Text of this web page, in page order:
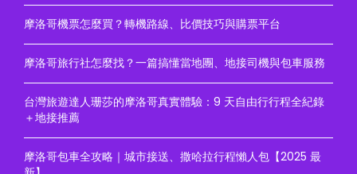
摩洛哥機票怎麼買？轉機路線、比價技巧與購票平台
摩洛哥旅行社怎麼找？一篇搞懂當地團、地接司機與包車服務
台灣旅遊達人珊莎的摩洛哥真實體驗：9 天自由行行程全紀錄
＋地接推薦
摩洛哥包車全攻略｜城市接送、撒哈拉行程懶人包【2025 最